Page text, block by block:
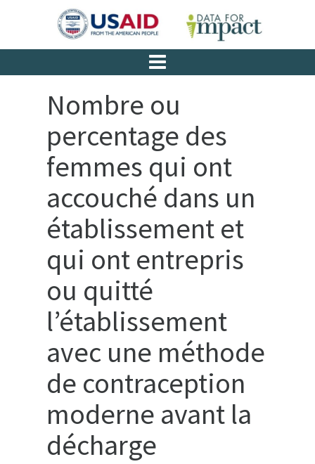
Nombre ou
percentage des
femmes qui ont
accouché dans un
établissement et
qui ont entrepris
ou quitté
l’établissement
avec une méthode
de contraception
moderne avant la
décharge